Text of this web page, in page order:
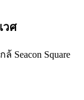
วศ
Seacon Square